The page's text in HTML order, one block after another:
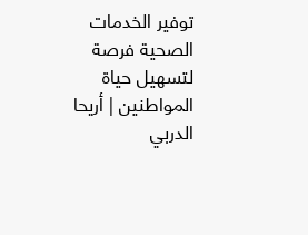
توفير الخدمات
الصحية فرصة
لتسهيل حياة
المواطنين | أريحا
الدربي